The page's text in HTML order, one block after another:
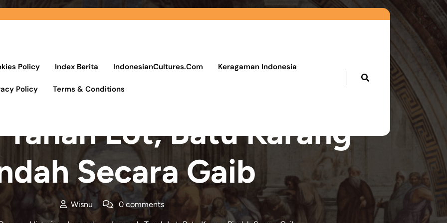
Policy Index Berita IndonesianCultures.Com Keragaman Indonesia
Policy Terms & Conditions
Lot, Batu Karang
Secara Gaib
Wisnu 0 comments